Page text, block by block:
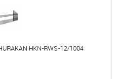
HKN-RWS-12/1004